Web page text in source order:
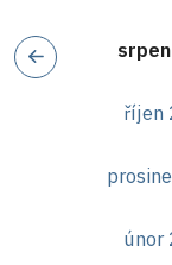
říjen
únor